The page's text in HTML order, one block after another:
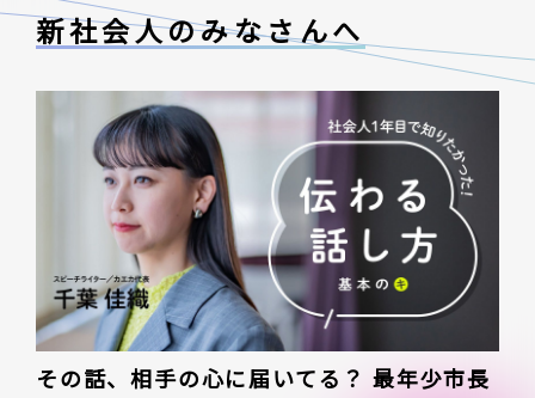
新社会人のみなさんへ
その話、相手の心に届いてる？ 最年少市長